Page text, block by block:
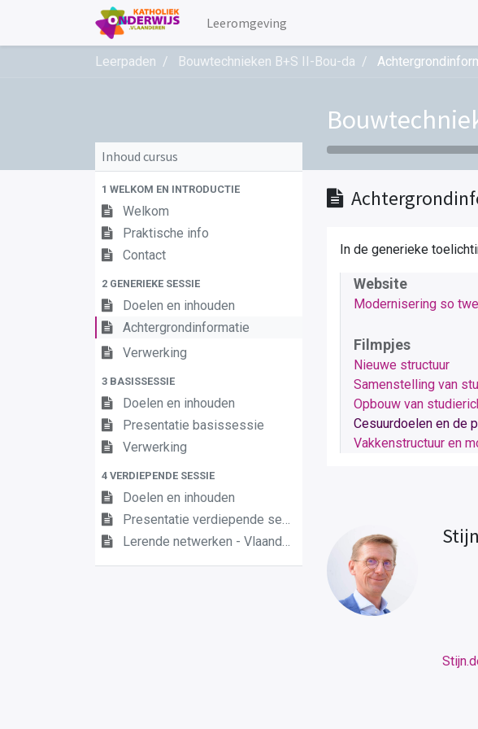
Leeromgeving
Leerpaden Bouwtechnieken B+S II-Bou-da
Inhoud cursus
1 WELKOM EN INTRODUCTIE
Welkom
Praktische info
Contact
2 GENERIEKE SESSIE
Doelen en inhouden
Achtergrondinformatie
Verwerking
3 BASISSESSIE
Doelen en inhouden
Presentatie basissessie
Verwerking
4 VERDIEPENDE SESSIE
Doelen en inhouden
Presentatie verdiepende sessie (vergeet jou niet aan te melden)
Lerende netwerken - Vlaanderenbreed
In de generieke
Website
Modernisering so
Filmpjes
Nieuwe structuur
Samenstelling van
Opbouw van
Cesuurdoelen en de
Vakkenstructuur en